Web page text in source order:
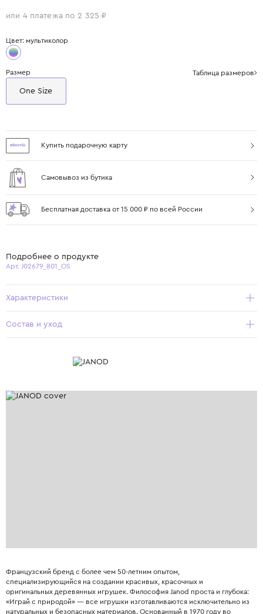
или 4 платежа по 2 325 ₽
Цвет: мультиколор
Размер Таблица размеров
One Size
Купить подарочную карту
Самовывоз из бутика
Бесплатная доставка от 15 000 ₽ по всей России
Подробнее о продукте
Арт. J02679_801_OS
Характеристики
Состав и уход
Французский бренд с более чем 50-летним опытом,
специализирующийся на создании красивых, красочных и
оригинальных деревянных игрушек. Философия Janod проста и глубока:
«Играй с природой» — все игрушки изготавливаются исключительно из
натуральных и безопасных материалов. Основанный в 1970 году во